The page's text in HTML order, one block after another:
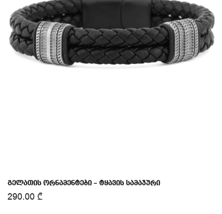
გელათის ორნამენტები – ტყავის სამაჯური
290.00 ₾